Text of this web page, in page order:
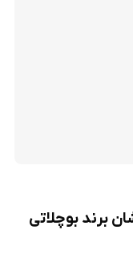
برند بوچلاتی